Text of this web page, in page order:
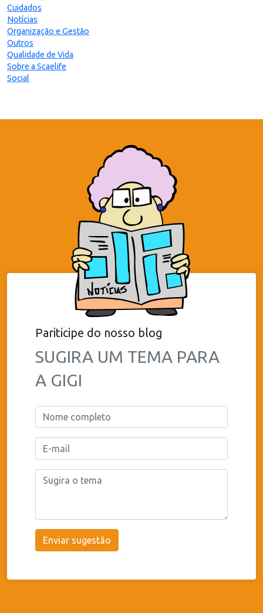
Cuidados
Notícias
Organização e Gestão
Outros
Qualidade de Vida
Sobre a Scaelife
Social
Pariticipe do nosso blog
SUGIRA UM TEMA PARA
A GIGI
Enviar sugestão